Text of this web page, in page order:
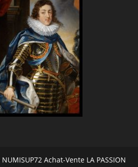
Achat-Vente LA PASSION